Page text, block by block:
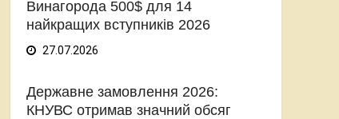
Винагорода 500$ для 14
найкращих вступників 2026
27.07.2026
Державне замовлення 2026:
КНУВС отримав значний обсяг